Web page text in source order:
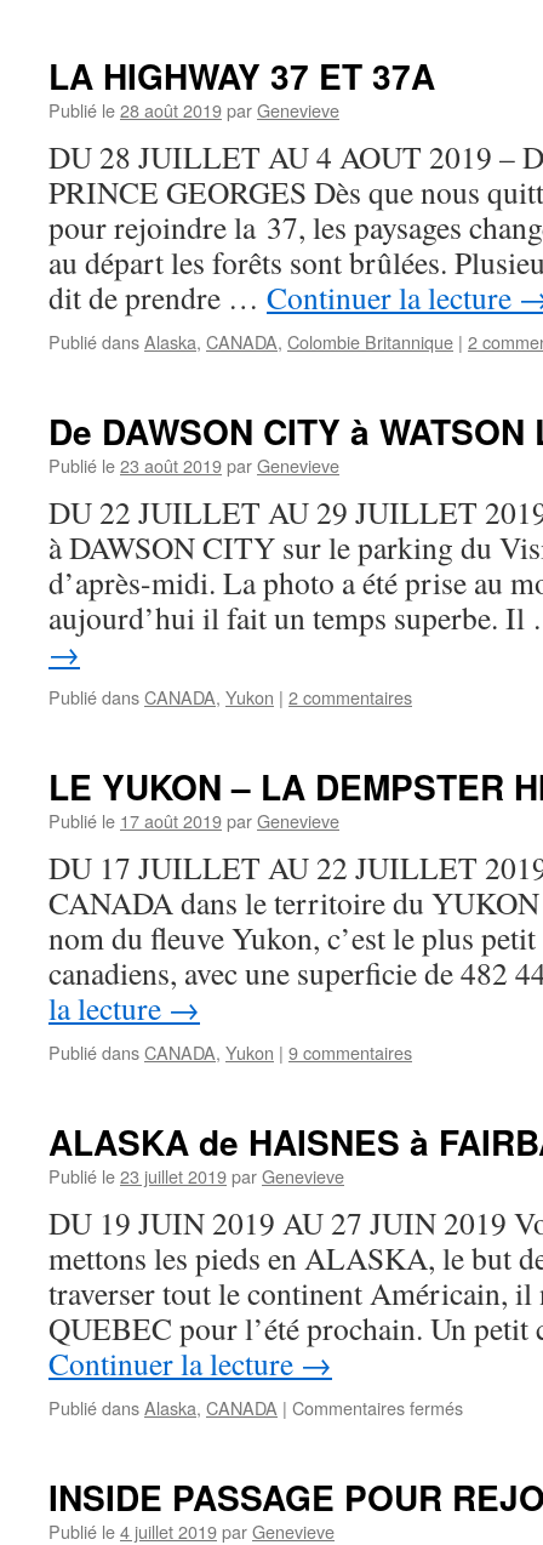
LA HIGHWAY 37 ET 37A
Publié le28 août 2019parGenevieve
DU 28 JUILLET AU 4 AOUT 2019 –
PRINCE GEORGES Dès que nous
pour rejoindre la 37, les paysages
au départ les forêts sont brûlées.
dit de prendre … Continuer la lecture
Publié dansAlaska, CANADA, Colombie Britannique | 2
De DAWSON CITY à WATSON
Publié le23 août 2019parGenevieve
DU 22 JUILLET AU 29 JUILLET
à DAWSON CITY sur le parking du
d’après-midi. La photo a été prise au
aujourd’hui il fait un temps superbe.
→
Publié dansCANADA, Yukon | 2 commentaires
LE YUKON – LA DEMPSTER
Publié le 17 août 2019parGenevieve
DU 17 JUILLET AU 22 JUILLET
CANADA dans le territoire du
nom du fleuve Yukon, c’est le plus
canadiens, avec une superficie de 482
la lecture →
Publié dansCANADA, Yukon | 9 commentaires
ALASKA de HAISNES à
Publié le23 juillet 2019parGenevieve
DU 19 JUIN 2019 AU 27 JUIN 2019
mettons les pieds en ALASKA, le but
traverser tout le continent Américain, il
QUEBEC pour l’été prochain. Un
Continuer la lecture →
Publié dansAlaska, CANADA | Commentaires ferméssur
à
INSIDE PASSAGE POUR
Publié le4 juillet 2019parGenevieve